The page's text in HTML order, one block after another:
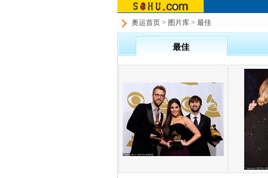
奥运首页 > 图片库 > 最佳
最佳